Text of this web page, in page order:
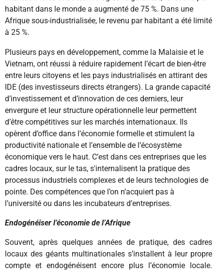
habitant dans le monde a augmenté de 75 %. Dans une
Afrique sous-industrialisée, le revenu par habitant a été limité
à 25 %.
Plusieurs pays en développement, comme la Malaisie et le
Vietnam, ont réussi à réduire rapidement l’écart de bien-être
entre leurs citoyens et les pays industrialisés en attirant des
IDE (des investisseurs directs étrangers). La grande capacité
d’investissement et d’innovation de ces derniers, leur
envergure et leur structure opérationnelle leur permettent
d’être compétitives sur les marchés internationaux. Ils
opèrent d’office dans l’économie formelle et stimulent la
productivité nationale et l’ensemble de l’écosystème
économique vers le haut. C’est dans ces entreprises que les
cadres locaux, sur le tas, s'internalisent la pratique des
processus industriels complexes et de leurs technologies de
pointe. Des compétences que l’on n’acquiert pas à
l’université ou dans les incubateurs d’entreprises.
Endogénéiser l’économie de l’Afrique
Souvent, après quelques années de pratique, des cadres
locaux des géants multinationales s’installent à leur propre
compte et endogénéisent encore plus l’économie locale.